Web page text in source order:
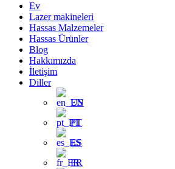
Ev
Lazer makineleri
Hassas Malzemeler
Hassas Ürünler
Blog
Hakkımızda
İletişim
Diller
EN
PT
ES
FR